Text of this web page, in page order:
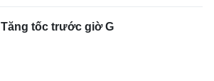
Tăng tốc trước giờ G